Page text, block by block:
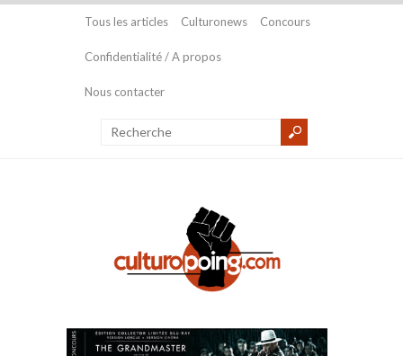
Tous les articles Culturonews Concours
Confidentialité / A propos
Nous contacter